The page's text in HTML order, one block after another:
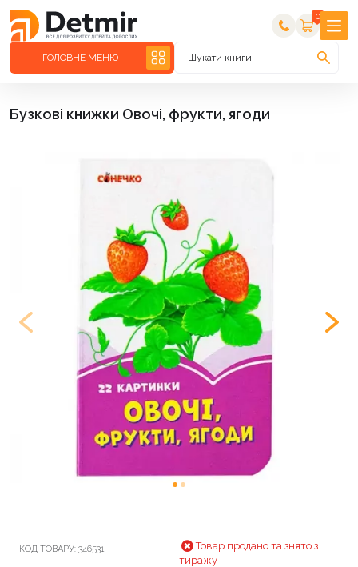
0
ГОЛОВНЕ МЕНЮ Шукати книги
Бузкові книжки Овочі, фрукти, ягоди
КОД ТОВАРУ: 346531
Товар продано та знято з
тиражу